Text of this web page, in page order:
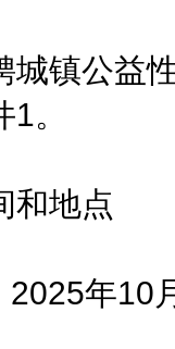
镇公益性
。
地点
年10